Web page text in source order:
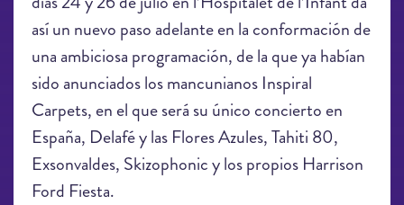
así un nuevo paso adelante en la conformación de
una ambiciosa programación, de la que ya habían
sido anunciados los mancunianos Inspiral
Carpets, en el que será su único concierto en
España, Delafé y las Flores Azules, Tahiti 80,
Exsonvaldes, Skizophonic y los propios Harrison
Ford Fiesta.